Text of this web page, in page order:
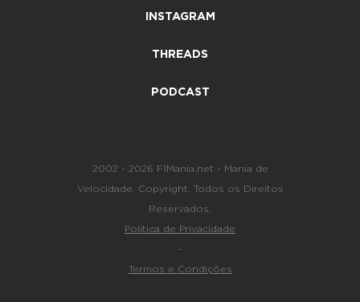
INSTAGRAM
THREADS
PODCAST
2002 - 2026 F1Mania.net - Mania de
Velocidade. Copyright. Todos os Direitos
Reservados.
Política de Privacidade
-
Termos e Condições